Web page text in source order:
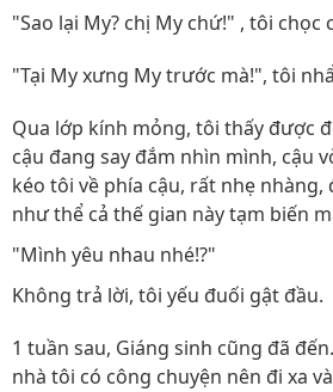
"Sao lại My? chị My chứ!" , tôi chọc
"Tại My xưng My trước mà!", tôi
Qua lớp kính mỏng, tôi thấy được
cậu đang say đắm nhìn mình, cậu
kéo tôi về phía cậu, rất nhẹ
như thể cả thế gian này tạm biến
"Mình yêu nhau nhé!?"
Không trả lời, tôi yếu đuối gật đầu.
1 tuần sau, Giáng sinh cũng đã
nhà tôi có công chuyện nên đi xa